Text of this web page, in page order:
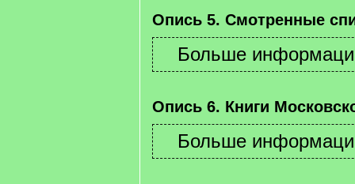
Опись 5. Смотренные
Опись 6. Книги